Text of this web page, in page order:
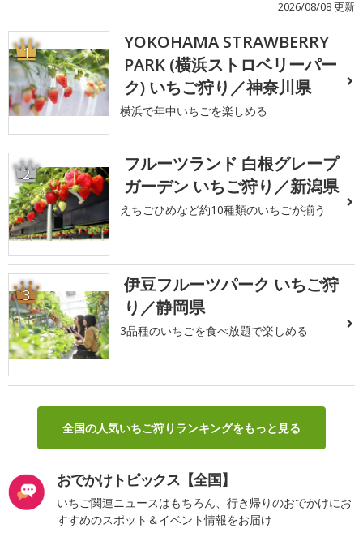
2026/08/08 更新
1
YOKOHAMA STRAWBERRY
PARK (横浜ストロベリーパー
ク) いちご狩り／神奈川県
横浜で年中いちごを楽しめる
2
フルーツランド 白根グレープ
ガーデン いちご狩り／新潟県
えちごひめなど約10種類のいちごが揃う
3
伊豆フルーツパーク いちご狩
り／静岡県
3品種のいちごを食べ放題で楽しめる
全国の人気いちご狩りランキングをもっと見る
おでかけトピックス【全国】
いちご関連ニュースはもちろん、行き帰りのおでかけにお
すすめのスポット＆イベント情報をお届け